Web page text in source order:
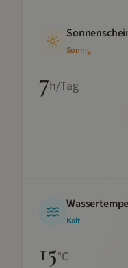
Sonnig
7h/Tag
Kalt
15°C